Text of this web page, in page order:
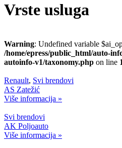
Vrste usluga
Warning: Undefined variable
/home/epress/public_html/auto-
autoinfo-v1/taxonomy.php on line
Renault, Svi brendovi
AS Zatežić
Više informacija »
Svi brendovi
AK Poljoauto
Više informacija »